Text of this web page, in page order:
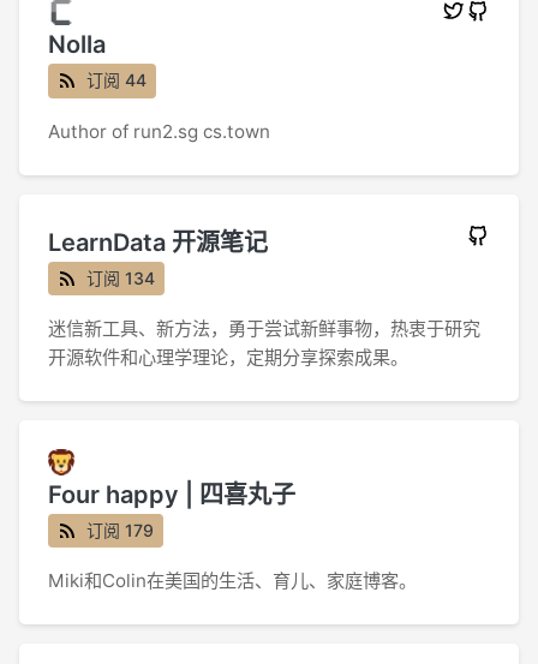
Nolla
订阅 44
Author of run2.sg cs.town
LearnData 开源笔记
订阅 134
迷信新工具、新方法，勇于尝试新鲜事物，热衷于研究
开源软件和心理学理论，定期分享探索成果。
Four happy | 四喜丸子
订阅 179
Miki和Colin在美国的生活、育儿、家庭博客。